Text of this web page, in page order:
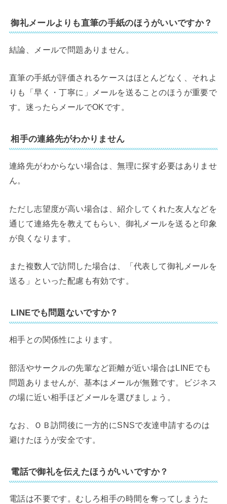
御礼メールよりも直筆の手紙のほうがいいですか？
結論、メールで問題ありません。
直筆の手紙が評価されるケースはほとんどなく、それよ
りも「早く・丁寧に」メールを送ることのほうが重要で
す。迷ったらメールでOKです。
相手の連絡先がわかりません
連絡先がわからない場合は、無理に探す必要はありませ
ん。
ただし志望度が高い場合は、紹介してくれた友人などを
通じて連絡先を教えてもらい、御礼メールを送ると印象
が良くなります。
また複数人で訪問した場合は、「代表して御礼メールを
送る」といった配慮も有効です。
LINEでも問題ないですか？
相手との関係性によります。
部活やサークルの先輩など距離が近い場合はLINEでも
問題ありませんが、基本はメールが無難です。ビジネス
の場に近い相手ほどメールを選びましょう。
なお、ＯＢ訪問後に一方的にSNSで友達申請するのは
避けたほうが安全です。
電話で御礼を伝えたほうがいいですか？
電話は不要です。むしろ相手の時間を奪ってしまうた